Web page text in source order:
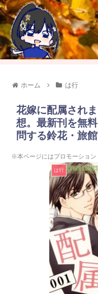
ホーム は行
花嫁に配属され
想。最新刊を無
問する鈴花・旅
※本ページにはプロモーション
は行